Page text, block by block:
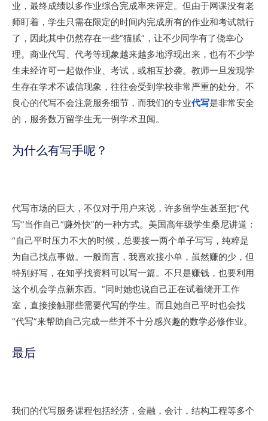
业，最终成绩以多作业综合完成率来评定。但由于网课没有老
师盯着，学生只需在限定的时间内完成所有的作业和考试就行
了，因此其中仍然存在一些“猫腻”，让不少同学有了侥幸心
理。商业代写、代考等现象越来越多地浮现出来，也有不少学
生未经许可一起做作业、考试，或相互抄袭。教师一旦发现学
生存在学术不诚信现象，往往会受到学校非常严重的处分。不
良心的代写不会注意服务细节，而我们的专业代写是非常安全
的，服务数万留学生无一例学术丑闻。
为什么有写手呢？
代写市场的巨大，不仅对于用户来说，许多留学生甚至把“代
写”当作自己“赚外快”的一种方式。美国高年级学生桑尼讲道：
“自己平时压力不大的时候，总要接一两个单子写写，纯粹是
为自己找点事做。一般而言，我喜欢接小单，虽然赚的少，但
特别好写，在知乎找资料可以写一篇。不只是赚钱，也要利用
这个机会学点新东西。”同时她也说自己正在试着绕开工作
室，直接接触那些需要代写的学生。而且她自己平时也会找
“代写”来帮助自己完成一些并不十分感兴趣的数学必修作业。
最后
我们的代写服务课程包括经济，金融，会计，结构工程等多个